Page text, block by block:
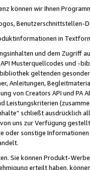
können wir Ihnen
Benutzerschnittstellen-
in
und dem Zugriff
API Musterquellcodes und
geltenden
Anleitungen,
von Creators API und PA
Leistungskriterien
schließt ausdrücklich
uns zur Verfügung
oder sonstige
Sie können Produkt-
erteilt haben,